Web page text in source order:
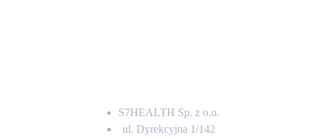
S7HEALTH Sp. z o.o.
ul. Dyrekcyjna 1/142